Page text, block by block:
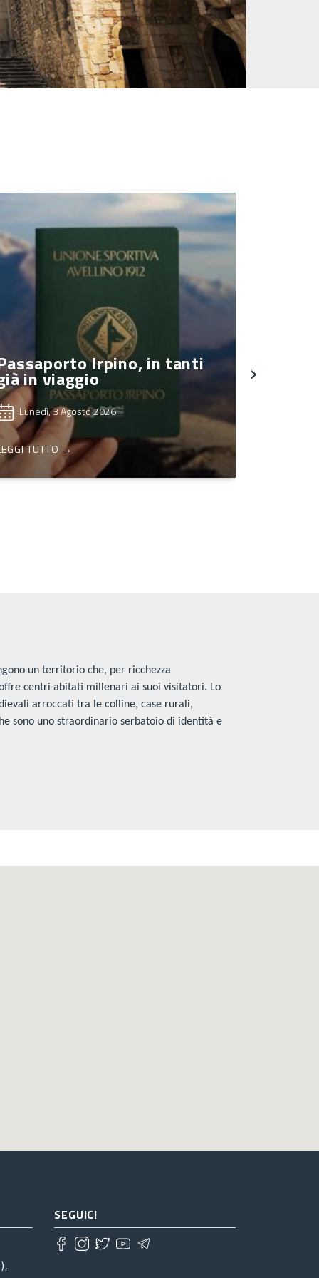
Irpino, in tanti
in viaggio
Lunedì, 3 Agosto 2026
TUTTO →
›
un territorio che, per ricchezza
centri abitati millenari ai suoi visitatori. Lo
arroccati tra le colline, case rurali,
sono uno straordinario serbatoio di identità e
SEGUICI